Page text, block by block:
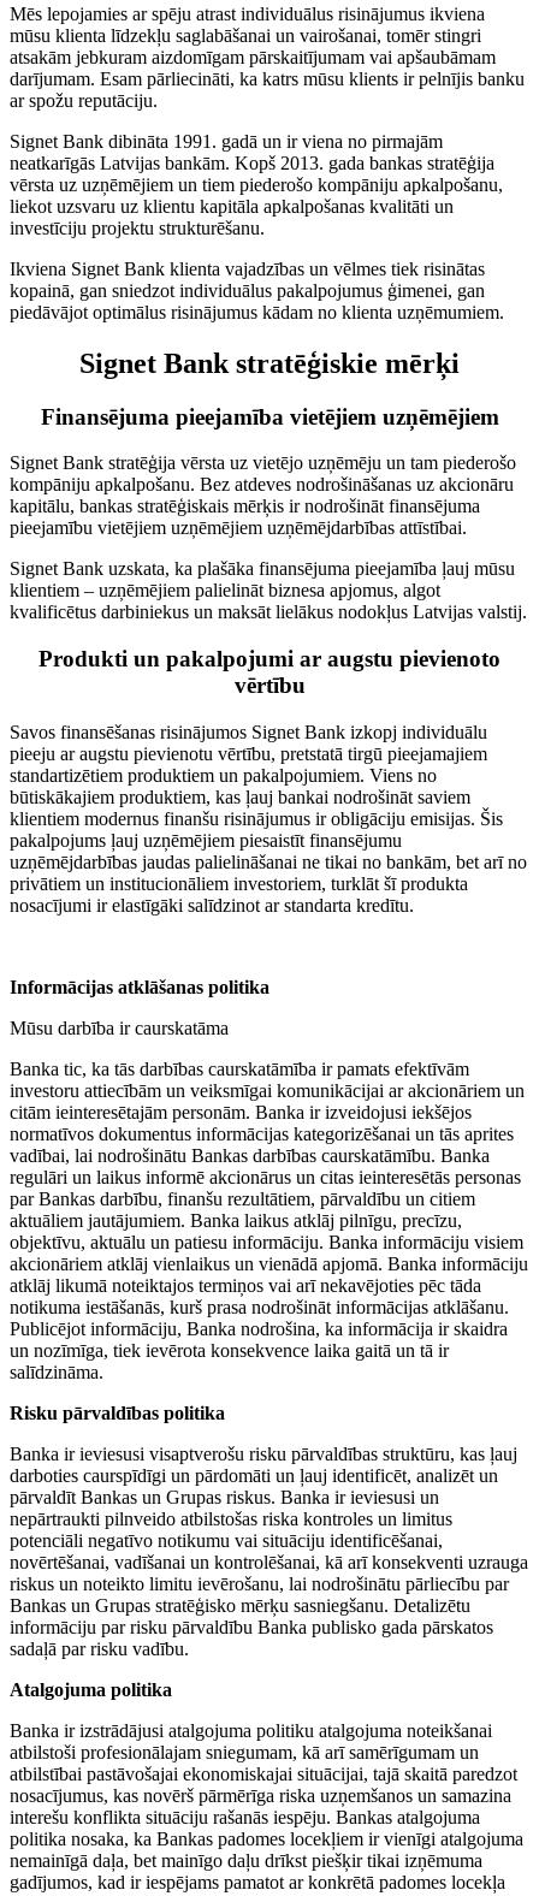
Mēs lepojamies ar spēju atrast individuālus risinājumus ikviena
mūsu klienta līdzekļu saglabāšanai un vairošanai, tomēr stingri
atsakām jebkuram aizdomīgam pārskaitījumam vai apšaubāmam
darījumam. Esam pārliecināti, ka katrs mūsu klients ir pelnījis banku
ar spožu reputāciju.
Signet Bank dibināta 1991. gadā un ir viena no pirmajām
neatkarīgās Latvijas bankām. Kopš 2013. gada bankas stratēģija
vērsta uz uzņēmējiem un tiem piederošo kompāniju apkalpošanu,
liekot uzsvaru uz klientu kapitāla apkalpošanas kvalitāti un
investīciju projektu strukturēšanu.
Ikviena Signet Bank klienta vajadzības un vēlmes tiek risinātas
kopainā, gan sniedzot individuālus pakalpojumus ģimenei, gan
piedāvājot optimālus risinājumus kādam no klienta uzņēmumiem.
Signet Bank stratēģiskie mērķi
Finansējuma pieejamība vietējiem uzņēmējiem
Signet Bank stratēģija vērsta uz vietējo uzņēmēju un tam piederošo
kompāniju apkalpošanu. Bez atdeves nodrošināšanas uz akcionāru
kapitālu, bankas stratēģiskais mērķis ir nodrošināt finansējuma
pieejamību vietējiem uzņēmējiem uzņēmējdarbības attīstībai.
Signet Bank uzskata, ka plašāka finansējuma pieejamība ļauj mūsu
klientiem – uzņēmējiem palielināt biznesa apjomus, algot
kvalificētus darbiniekus un maksāt lielākus nodokļus Latvijas valstij.
Produkti un pakalpojumi ar augstu pievienoto
vērtību
Savos finansēšanas risinājumos Signet Bank izkopj individuālu
pieeju ar augstu pievienotu vērtību, pretstatā tirgū pieejamajiem
standartizētiem produktiem un pakalpojumiem. Viens no
būtiskākajiem produktiem, kas ļauj bankai nodrošināt saviem
klientiem modernus finanšu risinājumus ir obligāciju emisijas. Šis
pakalpojums ļauj uzņēmējiem piesaistīt finansējumu
uzņēmējdarbības jaudas palielināšanai ne tikai no bankām, bet arī no
privātiem un institucionāliem investoriem, turklāt šī produkta
nosacījumi ir elastīgāki salīdzinot ar standarta kredītu.
Informācijas atklāšanas politika
Mūsu darbība ir caurskatāma
Banka tic, ka tās darbības caurskatāmība ir pamats efektīvām
investoru attiecībām un veiksmīgai komunikācijai ar akcionāriem un
citām ieinteresētajām personām. Banka ir izveidojusi iekšējos
normatīvos dokumentus informācijas kategorizēšanai un tās aprites
vadībai, lai nodrošinātu Bankas darbības caurskatāmību. Banka
regulāri un laikus informē akcionārus un citas ieinteresētās personas
par Bankas darbību, finanšu rezultātiem, pārvaldību un citiem
aktuāliem jautājumiem. Banka laikus atklāj pilnīgu, precīzu,
objektīvu, aktuālu un patiesu informāciju. Banka informāciju visiem
akcionāriem atklāj vienlaikus un vienādā apjomā. Banka informāciju
atklāj likumā noteiktajos termiņos vai arī nekavējoties pēc tāda
notikuma iestāšanās, kurš prasa nodrošināt informācijas atklāšanu.
Publicējot informāciju, Banka nodrošina, ka informācija ir skaidra
un nozīmīga, tiek ievērota konsekvence laika gaitā un tā ir
salīdzināma.
Risku pārvaldības politika
Banka ir ieviesusi visaptverošu risku pārvaldības struktūru, kas ļauj
darboties caurspīdīgi un pārdomāti un ļauj identificēt, analizēt un
pārvaldīt Bankas un Grupas riskus. Banka ir ieviesusi un
nepārtraukti pilnveido atbilstošas riska kontroles un limitus
potenciāli negatīvo notikumu vai situāciju identificēšanai,
novērtēšanai, vadīšanai un kontrolēšanai, kā arī konsekventi uzrauga
riskus un noteikto limitu ievērošanu, lai nodrošinātu pārliecību par
Bankas un Grupas stratēģisko mērķu sasniegšanu. Detalizētu
informāciju par risku pārvaldību Banka publisko gada pārskatos
sadaļā par risku vadību.
Atalgojuma politika
Banka ir izstrādājusi atalgojuma politiku atalgojuma noteikšanai
atbilstoši profesionālajam sniegumam, kā arī samērīgumam un
atbilstībai pastāvošajai ekonomiskajai situācijai, tajā skaitā paredzot
nosacījumus, kas novērš pārmērīga riska uzņemšanos un samazina
interešu konflikta situāciju rašanās iespēju. Bankas atalgojuma
politika nosaka, ka Bankas padomes locekļiem ir vienīgi atalgojuma
nemainīgā daļa, bet mainīgo daļu drīkst piešķir tikai izņēmuma
gadījumos, kad ir iespējams pamatot ar konkrētā padomes locekļa